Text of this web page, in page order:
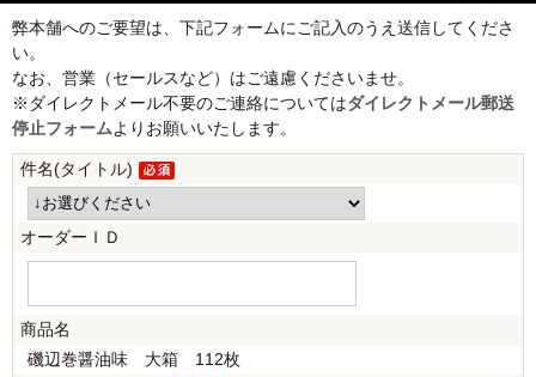
弊本舗へのご要望は、下記フォームにご記入のうえ送信してくださ
い。
なお、営業（セールスなど）はご遠慮くださいませ。
※ダイレクトメール不要のご連絡についてはダイレクトメール郵送
停止フォームよりお願いいたします。
件名(タイトル)
オーダーＩＤ
商品名
磯辺巻醤油味 大箱 112枚